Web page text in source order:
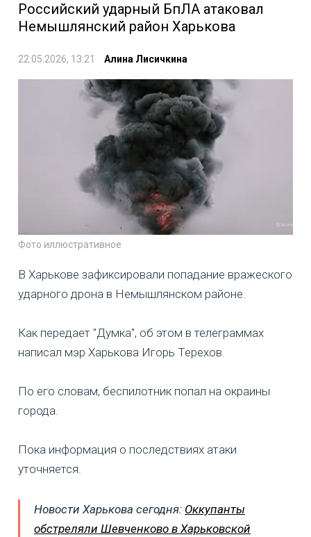
Российский ударный БпЛА атаковал
Немышлянский район Харькова
22.05.2026, 13:21 Алина Лисичкина
Фото иллюстративное
В Харькове зафиксировали попадание вражеского
ударного дрона в Немышлянском районе.
Как передает "Думка", об этом в телеграммах
написал мэр Харькова Игорь Терехов.
По его словам, беспилотник попал на окраины
города.
Пока информация о последствиях атаки
уточняется.
Новости Харькова сегодня: Оккупанты
обстреляли Шевченково в Харьковской